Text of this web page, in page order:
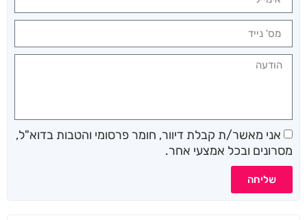
אני מאשר/ת קבלת דיוור, חומר פרסומי והטבות בדוא"ל,
מסרונים ובכל אמצעי אחר.
שליחה